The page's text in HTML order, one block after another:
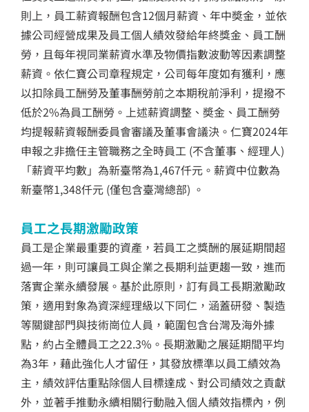
則上，員工薪資報酬包含12個月薪資、年中奬金，並依
據公司經營成果及員工個人績效發給年終獎金、員工酬
勞，且每年視同業薪資水準及物價指數波動等因素調整
薪資。依仁寶公司章程規定，公司每年度如有獲利，應
以扣除員工酬勞及董事酬勞前之本期稅前淨利，提撥不
低於2%為員工酬勞。上述薪資調整、奬金、員工酬勞
均提報薪資報酬委員會審議及董事會議決。仁寶2024年
申報之非擔任主管職務之全時員工 (不含董事、經理人)
「薪資平均數」為新臺幣為1,467仟元。薪資中位數為
新臺幣1,348仟元 (僅包含臺灣總部) 。
員工之長期激勵政策
員工是企業最重要的資產，若員工之獎酬的展延期間超
過一年，則可讓員工與企業之長期利益更趨一致，進而
落實企業永續發展。基於此原則，訂有員工長期激勵政
策，適用對象為資深經理級以下同仁，涵蓋研發、製造
等關鍵部門與技術崗位人員，範圍包含台灣及海外據
點，約占全體員工之22.3%。長期激勵之展延期間平均
為3年，藉此強化人才留任，其發放標準以員工績效為
主，績效評估重點除個人目標達成、對公司績效之貢獻
外，並著手推動永續相關行動融入個人績效指標內，例